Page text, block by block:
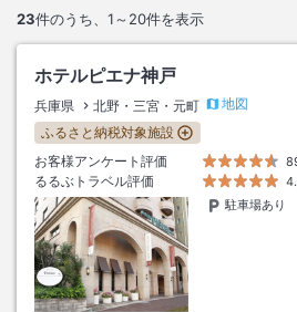
23件のうち、 1～20件を表示
ホテルピエナ神戸
兵庫県 北野・三宮・元町
地図
ふるさと納税対象施設
お客様アンケート評価
るるぶトラベル評価
駐車場あり